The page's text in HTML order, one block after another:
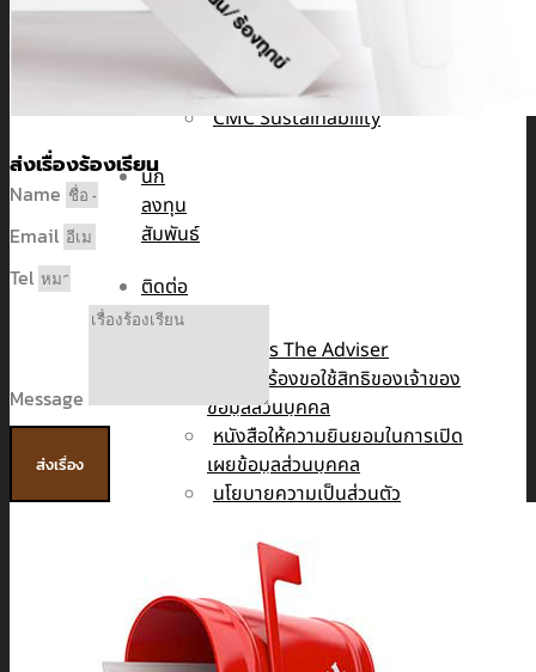
CMC WE CARE
CMC WE TALK
CMC Sustainability
นัก
ลงทุน
สัมพันธ์
ติดต่อ
เรา
รับสมัคร The Adviser
แบบคำร้องขอใช้สิทธิของเจ้าของ
ข้อมูลส่วนบุคคล
หนังสือให้ความยินยอมในการเปิด
เผยข้อมูลส่วนบุคคล
นโยบายความเป็นส่วนตัว
TH
EN
ส่งเรื่องร้องเรียน
Name
Email
Tel
Message
ส่งเรื่อง